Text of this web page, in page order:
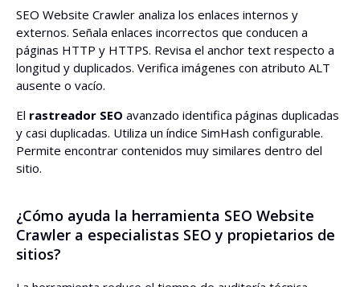
SEO Website Crawler analiza los enlaces internos y
externos. Señala enlaces incorrectos que conducen a
páginas HTTP y HTTPS. Revisa el anchor text respecto a
longitud y duplicados. Verifica imágenes con atributo ALT
ausente o vacío.
El rastreador SEO avanzado identifica páginas duplicadas
y casi duplicadas. Utiliza un índice SimHash configurable.
Permite encontrar contenidos muy similares dentro del
sitio.
¿Cómo ayuda la herramienta SEO Website
Crawler a especialistas SEO y propietarios de
sitios?